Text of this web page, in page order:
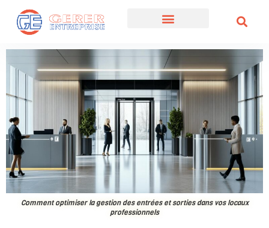
Comment optimiser la gestion des entrées et sorties dans vos locaux
professionnels